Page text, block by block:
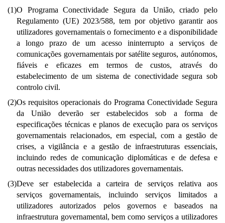
(1)O Programa Conectividade Segura da União, criado pelo
Regulamento (UE) 2023/588, tem por objetivo garantir aos
utilizadores governamentais o fornecimento e a disponibilidade
a longo prazo de um acesso ininterrupto a serviços de
comunicações governamentais por satélite seguros, autónomos,
fiáveis e eficazes em termos de custos, através do
estabelecimento de um sistema de conectividade segura sob
controlo civil.
(2)Os requisitos operacionais do Programa Conectividade Segura
da União deverão ser estabelecidos sob a forma de
especificações técnicas e planos de execução para os serviços
governamentais relacionados, em especial, com a gestão de
crises, a vigilância e a gestão de infraestruturas essenciais,
incluindo redes de comunicação diplomáticas e de defesa e
outras necessidades dos utilizadores governamentais.
(3)Deve ser estabelecida a carteira de serviços relativa aos
serviços governamentais, incluindo serviços limitados a
utilizadores autorizados pelos governos e baseados na
infraestrutura governamental, bem como serviços a utilizadores